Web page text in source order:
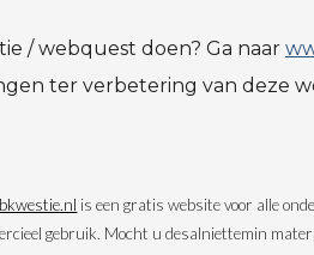
/ webquest doen? Ga naar
ter verbetering van deze
is een gratis website voor alle
gebruik. Mocht u desalniettemin